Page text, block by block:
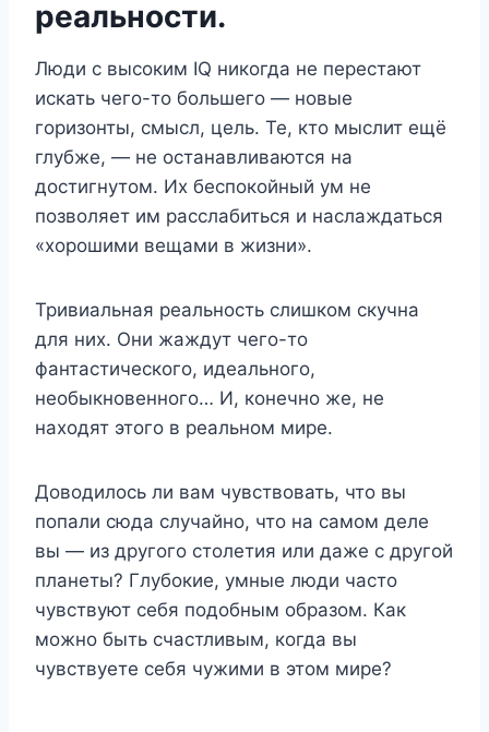
реальности.
Люди с высоким IQ никогда не перестают
искать чего-то большего — новые
горизонты, смысл, цель. Те, кто мыслит ещё
глубже, — не останавливаются на
достигнутом. Их беспокойный ум не
позволяет им расслабиться и наслаждаться
«хорошими вещами в жизни».
Тривиальная реальность слишком скучна
для них. Они жаждут чего-то
фантастического, идеального,
необыкновенного… И, конечно же, не
находят этого в реальном мире.
Доводилось ли вам чувствовать, что вы
попали сюда случайно, что на самом деле
вы — из другого столетия или даже с другой
планеты? Глубокие, умные люди часто
чувствуют себя подобным образом. Как
можно быть счастливым, когда вы
чувствуете себя чужими в этом мире?